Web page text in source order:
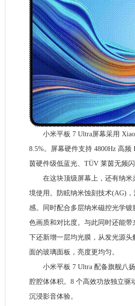
小米平板 7 Ultra屏幕采用
8.5%。屏幕硬件支持 4800Hz 高
茵硬件级低蓝光、TÜV 莱茵无频
在这块顶级屏幕上，还有纳米
境使用。防眩纳米蚀刻技术(AG)
感。同时配合多层纳米磁控光学
色画质和对比度。与此同时还能
下还新增一层均光膜，从发光源
面的玻璃面板，亮度更均匀。
小米平板 7 Ultra 配备旗舰八扬
腔腔体体积。8 个高效功放独立
沉浸影音体验。